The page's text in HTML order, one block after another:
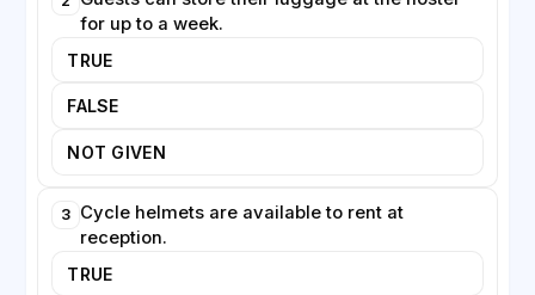
for up to a week.
TRUE
FALSE
NOT GIVEN
3 Cycle helmets are available to rent at
reception.
TRUE